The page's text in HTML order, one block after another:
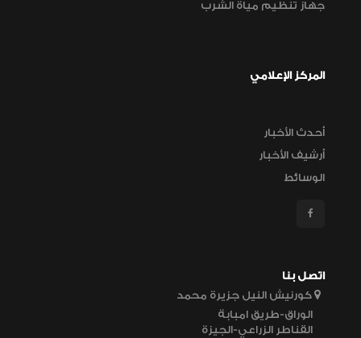
جهاز تنظيم مياة الشرب
المركز الإعلامي
أحدث الأخبار
أرشيف الأخبار
الوسائط
اتصل بنا
الوراق-طريق امبابة
القناطر الزراعي-الجيزة